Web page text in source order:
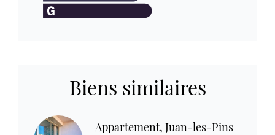
Biens similaires
Appartement, Juan-les-Pins